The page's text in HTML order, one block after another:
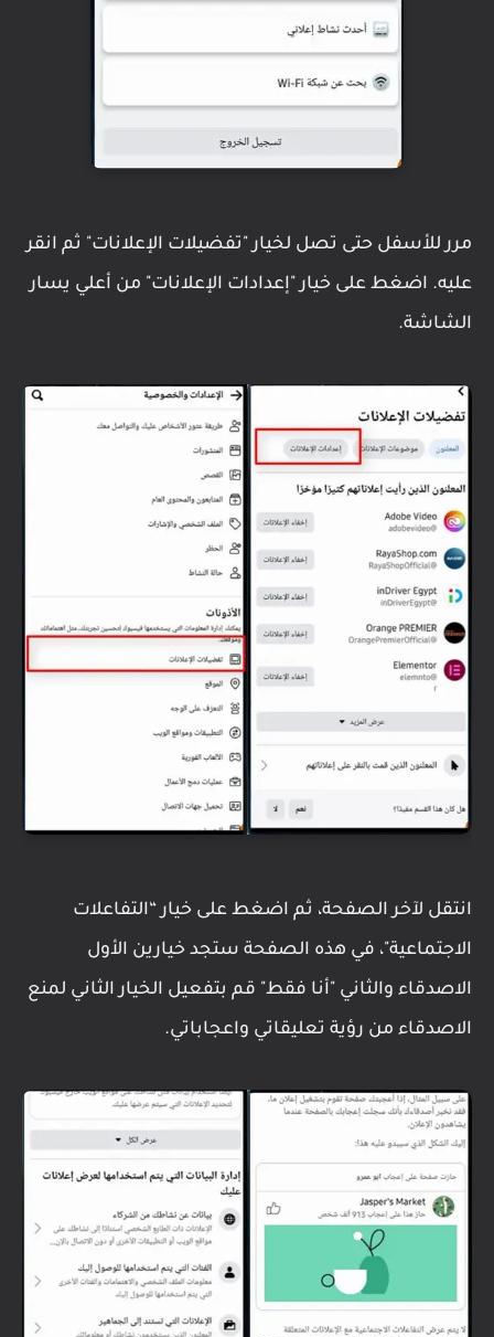
مرر للأسفل حتى تصل لخيار "تفضيلات الإعلانات" ثم انقر
عليه. اضغط على خيار "إعدادات الإعلانات" من أعلي يسار
الشاشة.
انتقل لآخر الصفحة، ثم اضغط على خيار “التفاعلات
الاجتماعية"، في هذه الصفحة ستجد خيارين الأول
الاصدقاء والثاني "أنا فقط" قم بتفعيل الخيار الثاني لمنع
الاصدقاء من رؤية تعليقاتي واعجاباتي.